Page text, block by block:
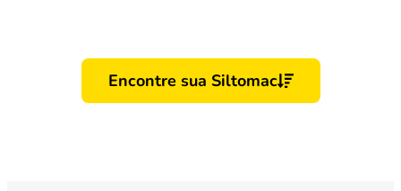
Encontre sua Siltomac